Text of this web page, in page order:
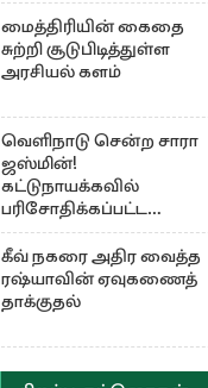
மைத்திரியின் கைதை
சுற்றி சூடுபிடித்துள்ள
அரசியல் களம்
வெளிநாடு சென்ற சாரா
ஜஸ்மின்!
கட்டுநாயக்கவில்
பரிசோதிக்கப்பட்ட
CCTVவில்
வெளிச்சத்துக்கு வந்த
தகவல்
கீவ் நகரை அதிர வைத்த
ரஷ்யாவின் ஏவுகணைத்
தாக்குதல்